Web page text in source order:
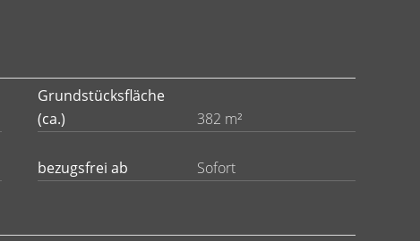
Grundstücksfläche
(ca.)
382 m²
bezugsfrei ab Sofort